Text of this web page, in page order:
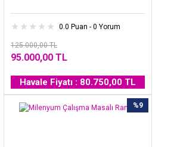
0.0 Puan - 0 Yorum
125.000,00 TL
95.000,00 TL
Havale Fiyatı : 80.750,00 TL
%9